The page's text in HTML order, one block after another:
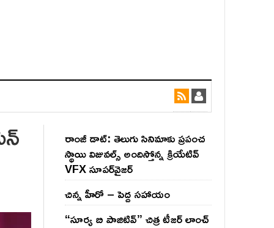
రాంజీ డాట్: తెలుగు సినిమాకు ప్రపంచ
స్థాయి విజువల్స్ అందిస్తోన్న క్రియేటివ్
VFX సూపర్‌వైజర్
చిన్న హీరో – పెద్ద సహాయం
“సూర్య బి పాజిటివ్” చిత్ర టీజర్ లాంచ్